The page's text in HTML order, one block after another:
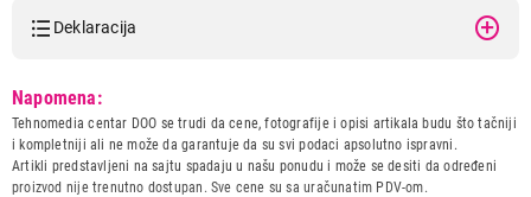
Deklaracija
Naziv i vrsta robe:
MIKROTALASNA PECNICA
Uvoznik:
Tehnomedia centar doo
Zemlja porekla:
Kina
Napomena:
Tehnomedia centar DOO se trudi da cene, fotografije i opisi artikala budu što tačniji
i kompletniji ali ne može da garantuje da su svi podaci apsolutno ispravni.
Artikli predstavljeni na sajtu spadaju u našu ponudu i može se desiti da određeni
proizvod nije trenutno dostupan. Sve cene su sa uračunatim PDV-om.
MIKROTALASNE PEĆNICE
LG MH6042D
Proizvod je dodat u korpu.